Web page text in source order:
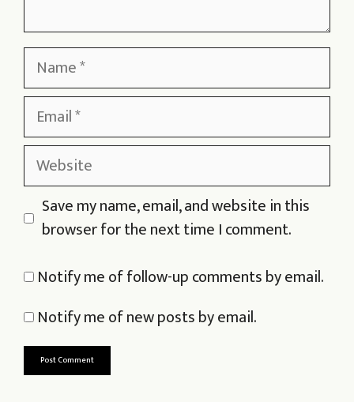
Name
Email
Website
Save my name, email, and website in this
browser for the next time I comment.
Notify me of follow-up comments by email.
Notify me of new posts by email.